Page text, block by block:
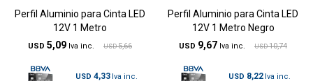
Perfil Aluminio para Cinta LED
12V 1 Metro
USD 5,09 USD 5,66
USD 4,33
Perfil Aluminio para Cinta LED
12V 1 Metro Negro
USD 9,67 USD 10,74
USD 8,22